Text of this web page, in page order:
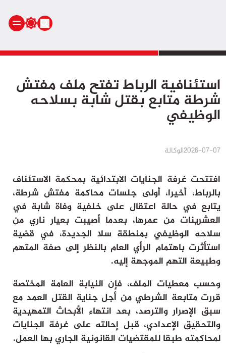
أنشطة ملكية
أنشطة برلمانية
رياضة
صحة
بيئة
ثقافة وفن
منوعات
استئنافية الرباط تفتح ملف مفتش
شرطة متابع بقتل شابة بسلاحه
الوظيفي
الوكالة2026-07-07
افتتحت غرفة الجنايات الابتدائية بمحكمة الاستئناف
بالرباط، أخيرا، أولى جلسات محاكمة مفتش شرطة،
يتابع في حالة اعتقال على خلفية وفاة شابة في
العشرينات من عمرها، بعدما أصيبت بعيار ناري من
سلاحه الوظيفي بمنطقة سلا الجديدة، في قضية
استأثرت باهتمام الرأي العام بالنظر إلى صفة المتهم
وطبيعة التهم الموجهة إليه.
وحسب معطيات الملف، فإن النيابة العامة المختصة
قررت متابعة الشرطي من أجل جناية القتل العمد مع
سبق الإصرار والترصد، بعد انتهاء الأبحاث التمهيدية
والتحقيق الإعدادي، قبل إحالته على غرفة الجنايات
لمحاكمته طبقا للمقتضيات القانونية الجاري بها العمل.